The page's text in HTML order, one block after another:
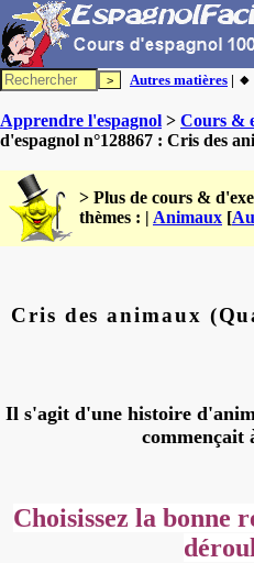
Autres matières | 🔸
Apprendre l'espagnol > Cours &
d'espagnol n°128867 : Cris des
> Plus de cours &
thèmes : | Animaux [
Cris des animaux
Il s'agit d'une histoire
commençait
Choisissez la bonne